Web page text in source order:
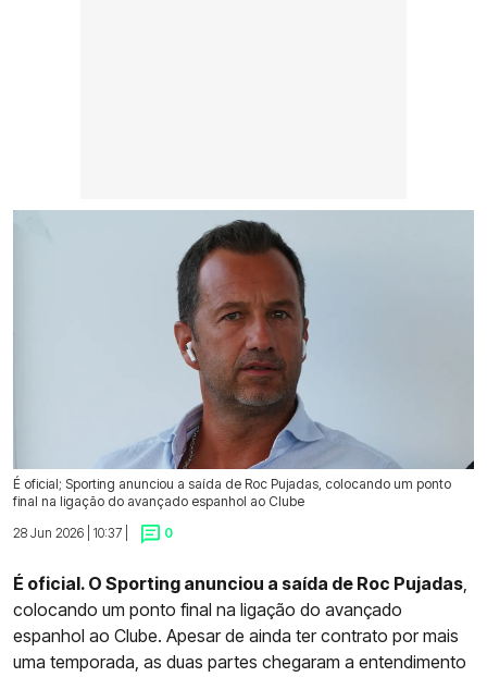
É oficial; Sporting anunciou a saída de Roc Pujadas, colocando um ponto
final na ligação do avançado espanhol ao Clube
28 Jun 2026 | 10:37 |
0
É oficial. O Sporting anunciou a saída de Roc Pujadas,
colocando um ponto final na ligação do avançado
espanhol ao Clube. Apesar de ainda ter contrato por mais
uma temporada, as duas partes chegaram a entendimento